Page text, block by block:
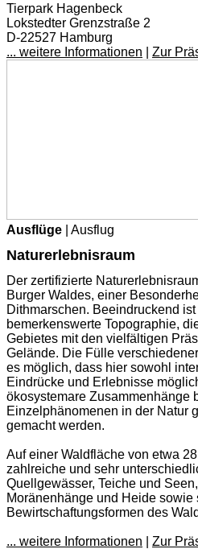
Tierpark Hagenbeck
Lokstedter Grenzstraße 2
D-22527 Hamburg
... weitere Informationen
Zur
Ausflüge | Ausflug
Naturerlebnisraum
Der zertifizierte
Burger Waldes, einer
Dithmarschen. Beeindruckend
bemerkenswerte Topographie,
Gebietes mit den vielfältigen
Gelände. Die Fülle
es möglich, dass hier sowohl
Eindrücke und Erlebnisse
ökosystemare Zusammenhänge
Einzelphänomenen in der Natur
gemacht werden.
Auf einer Waldfläche von etwa
zahlreiche und sehr
Quellgewässer, Teiche und
Moränenhänge und Heide
Bewirtschaftungsformen des
... weitere Informationen Zur